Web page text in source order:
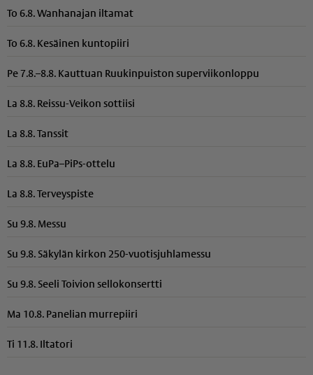
To 6.8. Wanhanajan iltamat
To 6.8. Kesäinen kuntopiiri
Pe 7.8.–8.8. Kauttuan Ruukinpuiston superviikonloppu
La 8.8. Reissu-Veikon sottiisi
La 8.8. Tanssit
La 8.8. EuPa–PiPs-ottelu
La 8.8. Terveyspiste
Su 9.8. Messu
Su 9.8. Säkylän kirkon 250-vuotisjuhlamessu
Su 9.8. Seeli Toivion sellokonsertti
Ma 10.8. Panelian murrepiiri
Ti 11.8. Iltatori